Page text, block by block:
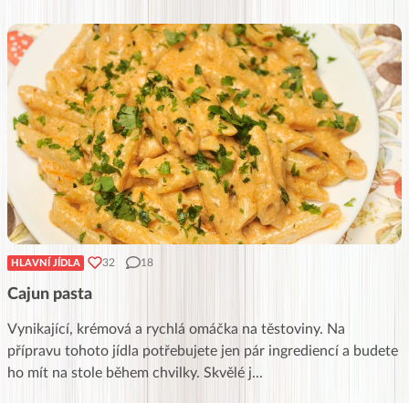
HLAVNÍ JÍDLA 32 18
Cajun pasta
Vynikající, krémová a rychlá omáčka na těstoviny. Na
přípravu tohoto jídla potřebujete jen pár ingrediencí a budete
ho mít na stole během chvilky. Skvělé j...